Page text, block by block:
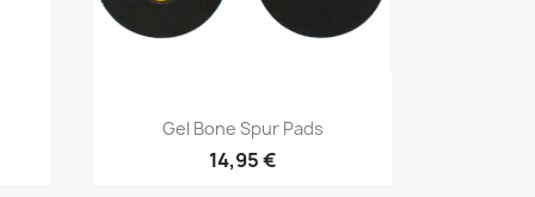
Vorschau
Gel Bone Spur Pads
14,95 €